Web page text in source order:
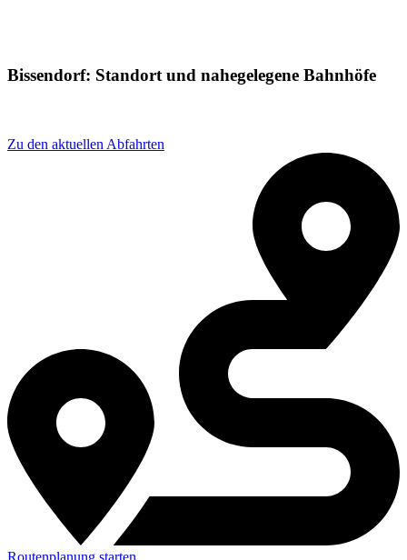
Bissendorf: Standort und nahegelegene Bahnhöfe
Zu den aktuellen Abfahrten
Routenplanung starten